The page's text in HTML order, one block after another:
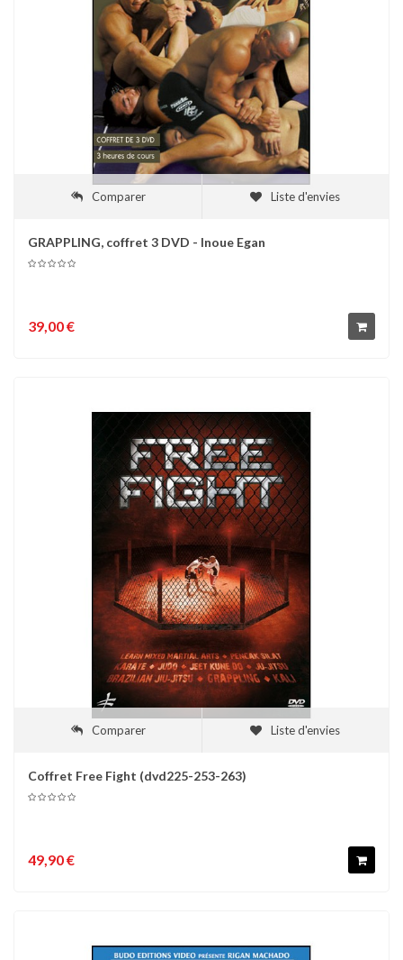
Comparer Liste d'envies
GRAPPLING, coffret 3 DVD - Inoue Egan
39,00 €
Comparer Liste d'envies
Coffret Free Fight (dvd225-253-263)
49,90 €